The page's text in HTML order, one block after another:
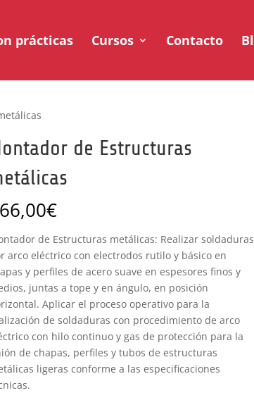
prácticas Cursos Contacto
de Estructuras
€
de Estructuras metálicas: Realizar soldaduras
arco eléctrico con electrodos rutilo y básico en
y perfiles de acero suave en espesores finos y
juntas a tope y en ángulo, en posición
Aplicar el proceso operativo para la
de soldaduras con procedimiento de arco
con hilo continuo y gas de protección para la
de chapas, perfiles y tubos de estructuras
ligeras conforme a las especificaciones